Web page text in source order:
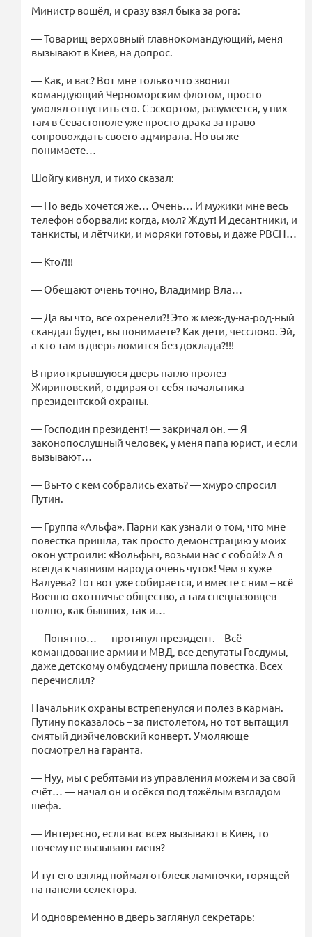
Министр вошёл, и сразу взял быка за рога:
— Товарищ верховный главнокомандующий, меня
вызывают в Киев, на допрос.
— Как, и вас? Вот мне только что звонил
командующий Черноморским флотом, просто
умолял отпустить его. С эскортом, разумеется, у них
там в Севастополе уже просто драка за право
сопровождать своего адмирала. Но вы же
понимаете…
Шойгу кивнул, и тихо сказал:
— Но ведь хочется же… Очень… И мужики мне весь
телефон оборвали: когда, мол? Ждут! И десантники, и
танкисты, и лётчики, и моряки готовы, и даже РВСН…
— Кто?!!!
— Обещают очень точно, Владимир Вла…
— Да вы что, все охренели?! Это ж меж-ду-на-род-ный
скандал будет, вы понимаете? Как дети, чесслово. Эй,
а кто там в дверь ломится без доклада?!!!
В приоткрывшуюся дверь нагло пролез
Жириновский, отдирая от себя начальника
президентской охраны.
— Господин президент! — закричал он. — Я
законопослушный человек, у меня папа юрист, и если
вызывают…
— Вы-то с кем собрались ехать? — хмуро спросил
Путин.
— Группа «Альфа». Парни как узнали о том, что мне
повестка пришла, так просто демонстрацию у моих
окон устроили: «Вольфыч, возьми нас с собой!» А я
всегда к чаяниям народа очень чуток! Чем я хуже
Валуева? Тот вот уже собирается, и вместе с ним – всё
Военно-охотничье общество, а там спецназовцев
полно, как бывших, так и…
— Понятно… — протянул президент. – Всё
командование армии и МВД, все депутаты Госдумы,
даже детскому омбудсмену пришла повестка. Всех
перечислил?
Начальник охраны встрепенулся и полез в карман.
Путину показалось – за пистолетом, но тот вытащил
смятый диэйчеловский конверт. Умоляюще
посмотрел на гаранта.
— Нуу, мы с ребятами из управления можем и за свой
счёт… — начал он и осёкся под тяжёлым взглядом
шефа.
— Интересно, если вас всех вызывают в Киев, то
почему не вызывают меня?
И тут его взгляд поймал отблеск лампочки, горящей
на панели селектора.
И одновременно в дверь заглянул секретарь: